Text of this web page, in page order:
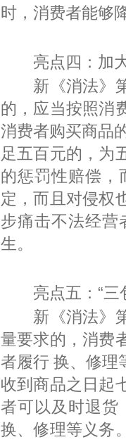
时，消费者能够
亮点四：加大
新《消法》第
的，应当按照消
消费者购买商品
足五百元的，为
的惩罚性赔偿，
定，而且对侵权
步痛击不法经营
生。
亮点五：“三
新《消法》第
量要求的，消费
者履行 换、修理
收到商品之日起
者可以及时退货
换、修理等义务